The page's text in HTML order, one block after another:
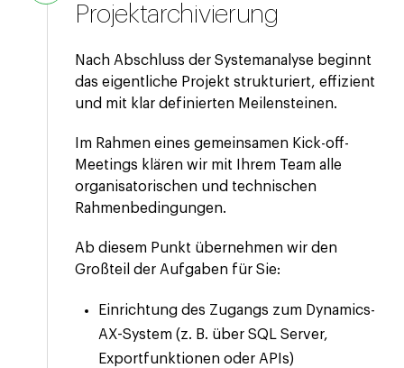
Projektarchivierung
Nach Abschluss der Systemanalyse beginnt
das eigentliche Projekt strukturiert, effizient
und mit klar definierten Meilensteinen.
Im Rahmen eines gemeinsamen Kick-off-
Meetings klären wir mit Ihrem Team alle
organisatorischen und technischen
Rahmenbedingungen.
Ab diesem Punkt übernehmen wir den
Großteil der Aufgaben für Sie:
Einrichtung des Zugangs zum Dynamics-
AX-System (z. B. über SQL Server,
Exportfunktionen oder APIs)